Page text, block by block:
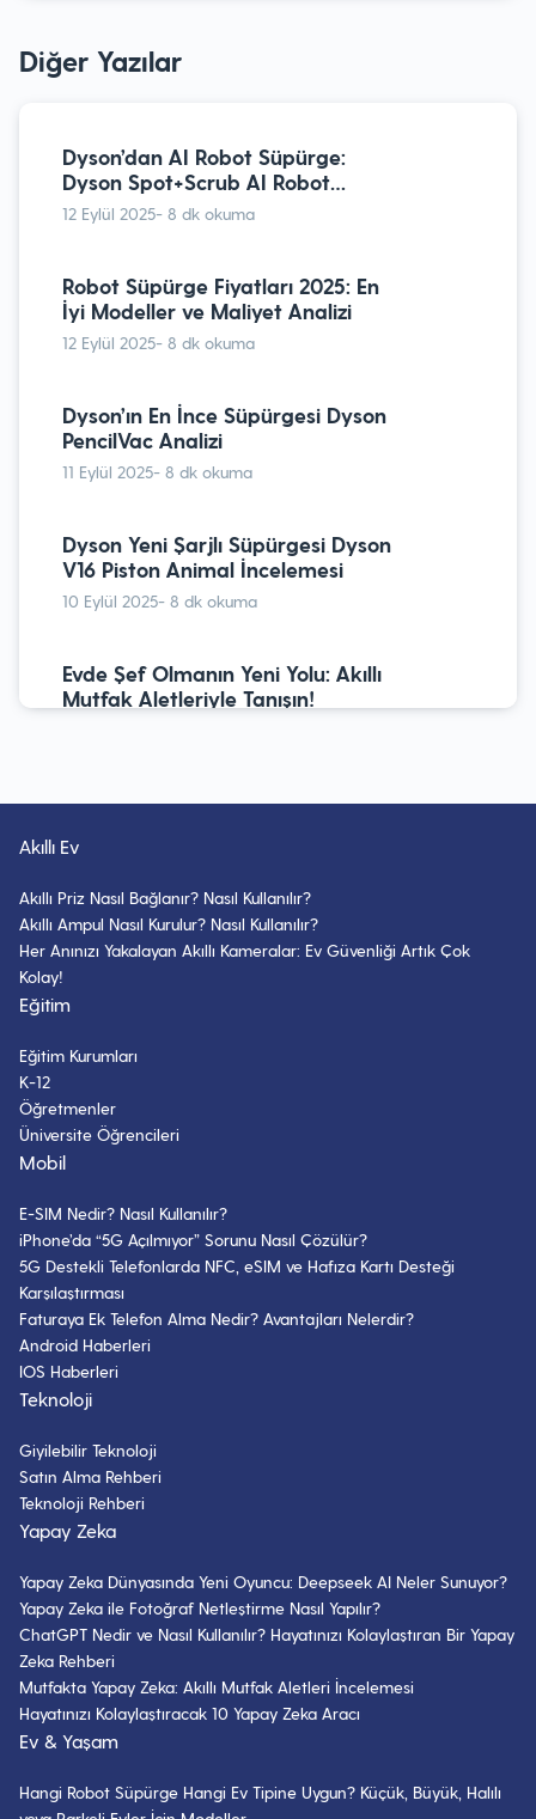
13 Ekim 2023 - 9 dk okuma
10 Eylül 2025- 8 dk okuma
Temizlenir?
5 Mayıs 2024- 16 dk okuma
Satın Alma Rehberi
14 Nisan 2024- 10 dk okuma
27 Aralık 2023 - 13 dk okuma
Anlamları
22 Nisan 2024
Roborock Sensör Temizliği Nasıl
Yapılır?
28 Kasım 2024
Robot Süpürge Fiyatları 2025: En
İyi Modeller ve Maliyet Analizi
12 Eylül 2025
Algılama Sistemlerinin
Karşılaştırmalı Analizi
3 Aralık 2024- 9 dk okuma
Klima Neden Su Akıtır? Klima
Arızaları ve Çözümleri
10 Kasım 2021
Dyson’dan AI Robot Süpürge:
Dyson Spot+Scrub AI Robot
Süpürge Analizi
12 Eylül 2025- 8 dk okuma
Hava Temizleme Cihazı Filtresi
Nasıl Temizlenir?￼
22 Şubat 2022 - 9 dk okuma
Xiaomi Robot Süpürgeler Nasıl
Temizlenir?￼
Diğer Yazılar
Dyson’dan AI Robot Süpürge:
Dyson Spot+Scrub AI Robot
Süpürge Analizi
12 Eylül 2025- 8 dk okuma
Robot Süpürge Fiyatları 2025: En
İyi Modeller ve Maliyet Analizi
12 Eylül 2025- 8 dk okuma
Dyson’ın En İnce Süpürgesi Dyson
PencilVac Analizi
11 Eylül 2025- 8 dk okuma
Dyson Yeni Şarjlı Süpürgesi Dyson
V16 Piston Animal İncelemesi
10 Eylül 2025- 8 dk okuma
Evde Şef Olmanın Yeni Yolu: Akıllı
Mutfak Aletleriyle Tanışın!
Ütü Dolabı (Ütü Kabini) ile Zaman
25 Mart 2025
Temizlikte Dijitalin Gücü Shark
Süpürgeler Türkiye’de!
Smeg Kahve Makinesi ile
23 Mart 2025
Akıllı Ev
Akıllı Priz Nasıl Bağlanır? Nasıl Kullanılır?
Akıllı Ampul Nasıl Kurulur? Nasıl Kullanılır?
Her Anınızı Yakalayan Akıllı Kameralar: Ev Güvenliği Artık Çok
Kolay!
Eğitim
Eğitim Kurumları
K-12
Öğretmenler
Üniversite Öğrencileri
Mobil
E-SIM Nedir? Nasıl Kullanılır?
iPhone’da “5G Açılmıyor” Sorunu Nasıl Çözülür?
5G Destekli Telefonlarda NFC, eSIM ve Hafıza Kartı Desteği
Karşılaştırması
Faturaya Ek Telefon Alma Nedir? Avantajları Nelerdir?
Android Haberleri
IOS Haberleri
Teknoloji
Giyilebilir Teknoloji
Satın Alma Rehberi
Teknoloji Rehberi
Yapay Zeka
Yapay Zeka Dünyasında Yeni Oyuncu: Deepseek AI Neler Sunuyor?
Yapay Zeka ile Fotoğraf Netleştirme Nasıl Yapılır?
ChatGPT Nedir ve Nasıl Kullanılır? Hayatınızı Kolaylaştıran Bir Yapay
Zeka Rehberi
Mutfakta Yapay Zeka: Akıllı Mutfak Aletleri İncelemesi
Hayatınızı Kolaylaştıracak 10 Yapay Zeka Aracı
Ev & Yaşam
Hangi Robot Süpürge Hangi Ev Tipine Uygun? Küçük, Büyük, Halılı